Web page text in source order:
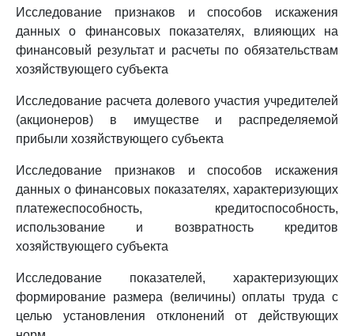
Исследование признаков и способов искажения
данных о финансовых показателях, влияющих на
финансовый результат и расчеты по обязательствам
хозяйствующего субъекта
Исследование расчета долевого участия учредителей
(акционеров) в имуществе и распределяемой
прибыли хозяйствующего субъекта
Исследование признаков и способов искажения
данных о финансовых показателях, характеризующих
платежеспособность, кредитоспособность,
использование и возвратность кредитов
хозяйствующего субъекта
Исследование показателей, характеризующих
формирование размера (величины) оплаты труда с
целью установления отклонений от действующих